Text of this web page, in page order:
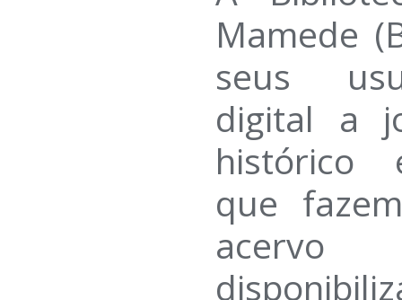
Mamede
seus
digital a
histórico
que
acervo